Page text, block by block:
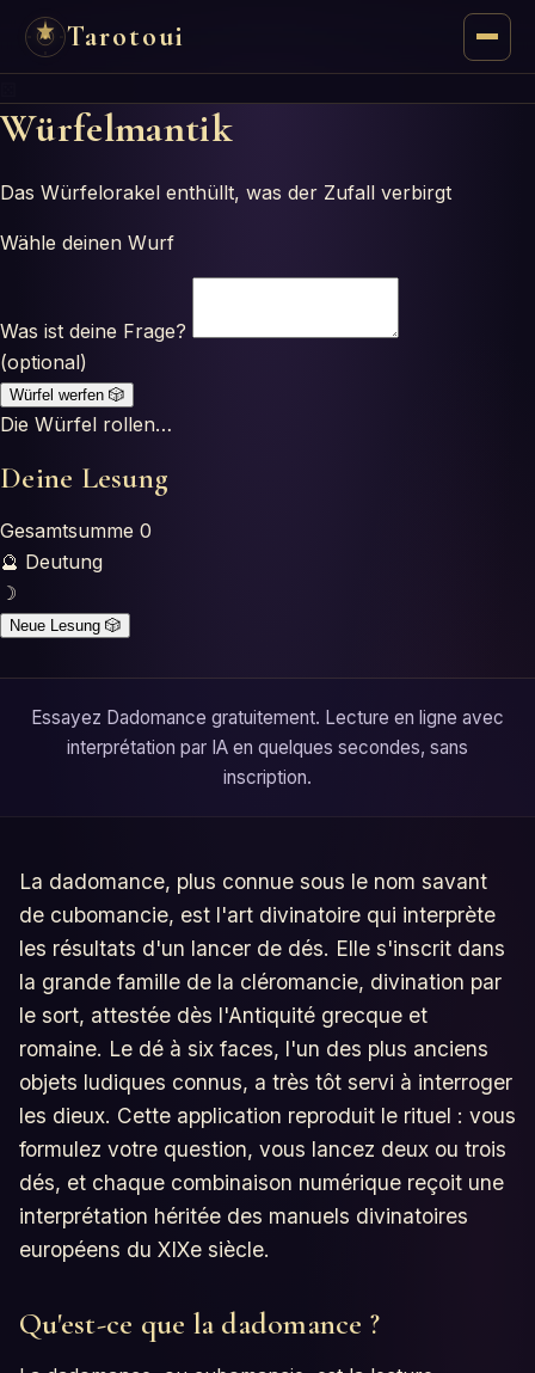
Tarotoui
Tarot
Réponses du Tarot
Mancie
Astrologie
Numérologie
Horoscopes
Tests
Glossaire
Würfelmantik
Das Würfelorakel enthüllt, was der Zufall verbirgt
Wähle deinen Wurf
Was ist deine Frage?
(optional)
Würfel werfen 🎲
Die Würfel rollen…
Deine Lesung
Gesamtsumme 0
🔮 Deutung
☽
Neue Lesung 🎲
Essayez Dadomance gratuitement. Lecture en ligne avec
interprétation par IA en quelques secondes, sans
inscription.
La dadomance, plus connue sous le nom savant
de cubomancie, est l'art divinatoire qui interprète
les résultats d'un lancer de dés. Elle s'inscrit dans
la grande famille de la cléromancie, divination par
le sort, attestée dès l'Antiquité grecque et
romaine. Le dé à six faces, l'un des plus anciens
objets ludiques connus, a très tôt servi à interroger
les dieux. Cette application reproduit le rituel : vous
formulez votre question, vous lancez deux ou trois
dés, et chaque combinaison numérique reçoit une
interprétation héritée des manuels divinatoires
européens du XIXe siècle.
Qu'est-ce que la dadomance ?